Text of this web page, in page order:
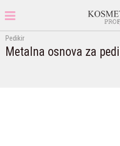
Pedikir
Metalna osnova za